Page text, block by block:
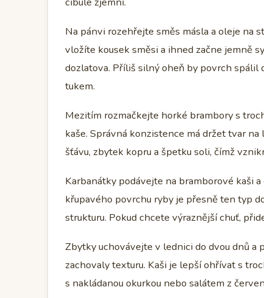
Na pánvi rozehřejte směs másla a oleje na
vložíte kousek směsi a ihned začne jemně
dozlatova. Příliš silný oheň by povrch spálil
tukem.
Mezitím rozmačkejte horké brambory s
kaše. Správná konzistence má držet tvar
šťávu, zbytek kopru a špetku soli, čímž
Karbanátky podávejte na bramborové kaši
křupavého povrchu ryby je přesně ten typ
strukturu. Pokud chcete výraznější chuť,
Zbytky uchovávejte v lednici do dvou dnů a
zachovaly texturu. Kaši je lepší ohřívat s
s nakládanou okurkou nebo salátem z